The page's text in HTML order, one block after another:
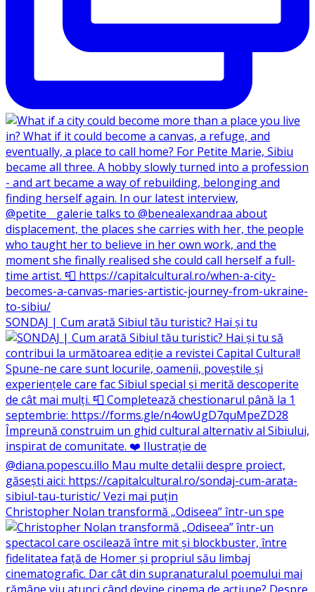
SONDAJ | Cum arată Sibiul tău turistic? Hai și tu
Christopher Nolan transformă „Odiseea” într-un spe